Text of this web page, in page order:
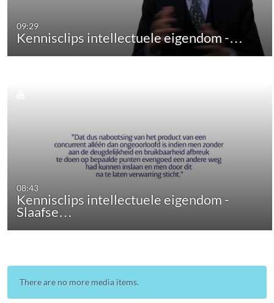
09:29
Kennisclips intellectuele eigendom -…
08:43
Kennisclips intellectuele eigendom -
Slaafse…
There are no more media items.